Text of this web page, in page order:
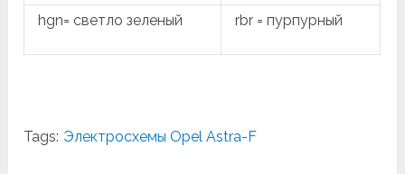
hgn= светло зеленый rbr = пурпурный
Tags: Электросхемы Opel Astra-F